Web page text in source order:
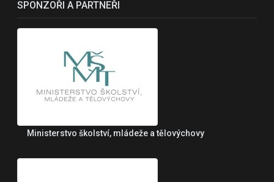
SPONZOŘI A PARTNEŘI
Ministerstvo školství, mládeže a tělovýchovy